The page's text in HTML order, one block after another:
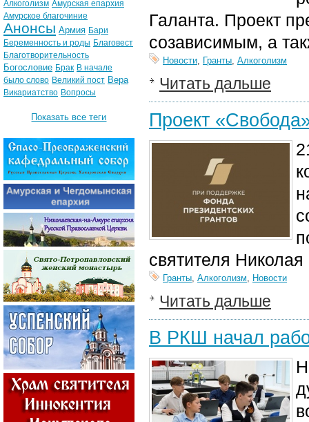
Галанта. Проект
созависимым, а
Новости, Гранты, Алкоголизм
Читать дальше
Проект
святителя
Гранты, Алкоголизм, Новости
Читать дальше
В РКШ начал
Алкоголизм Амурская епархия
Амурское благочиние
Анонсы Армия Бари
Беременность и роды Благовест
Благотворительность
Богословие Брак В начале
было слово Великий пост Вера
Викариатство Вопросы
Показать все теги